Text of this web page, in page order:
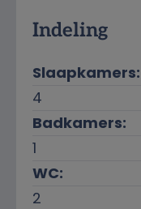
Indeling
Slaapkamers:
4
Badkamers:
1
WC:
2